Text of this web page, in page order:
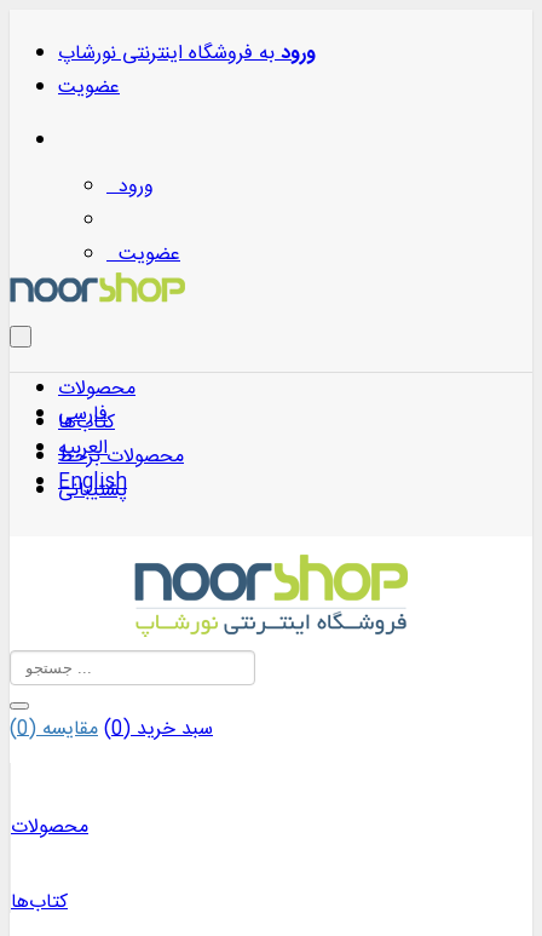
ورودبهفروشگاه اینترنتی نورشاپ
عضویت
ورود
عضویت
فارسی
العربیه
English
محصولات
کتاب‌ها
محصولات برخط
پشتیبانی
سبد خرید (0
)مقایسه (0
)
محصولات
کتاب‌ها